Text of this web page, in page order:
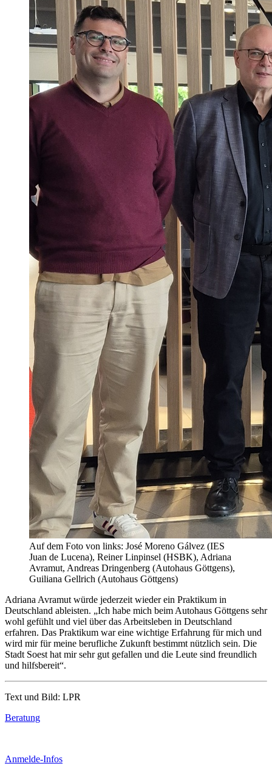
Auf dem Foto von links: José Moreno Gálvez (IES
Juan de Lucena), Reiner Linpinsel (HSBK), Adriana
Avramut, Andreas Dringenberg (Autohaus Göttgens),
Guiliana Gellrich (Autohaus Göttgens)
Adriana Avramut würde jederzeit wieder ein Praktikum in
Deutschland ableisten. „Ich habe mich beim Autohaus Göttgens sehr
wohl gefühlt und viel über das Arbeitsleben in Deutschland
erfahren. Das Praktikum war eine wichtige Erfahrung für mich und
wird mir für meine berufliche Zukunft bestimmt nützlich sein. Die
Stadt Soest hat mir sehr gut gefallen und die Leute sind freundlich
und hilfsbereit“.
Text und Bild: LPR
Beratung
Anmelde-Infos